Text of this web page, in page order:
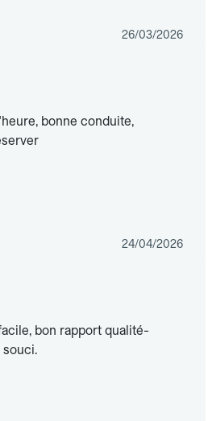
26/03/2026
bonne conduite,
24/04/2026
bon rapport qualité-
souci.